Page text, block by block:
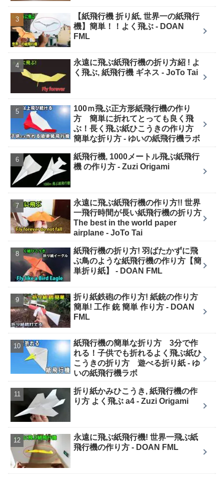
【紙飛行機 折り紙, 世界一の紙飛行
機】簡単！！よく飛ぶ - DOAN
FML
永遠に飛ぶ紙飛行機の折り方紹 ! よ
く飛ぶ, 紙飛行機 ギネス - JoTo Tai
100ｍ飛ぶ正方形紙飛行機の作り
方 簡単に折れてとっても良く飛
ぶ！長く飛ぶ紙ひこうきの作り方
簡単な折り方 - ゆいの紙飛行機ラボ
紙飛行機, 1000メートル飛ぶ紙飛行
機 の作り方 - Zuzi Origami
永遠に飛ぶ紙飛行機の作り方!! 世界
一飛行時間が長い紙飛行機の折り方
The best in the world paper
airplane - JoTo Tai
紙飛行機の折り方! 羽ばたかずに飛
ぶ鳥のような紙飛行機の作り方【簡
単折り紙】 - DOAN FML
折り紙鉄砲の作り方! 紙銃の作り方
簡単! 工作 銃 簡単 作り方 - DOAN
FML
紙飛行機の簡単な折り方 3分で作
れる！子供でも折れるよく飛ぶ紙ひ
こうきの折り方 遊べる折り紙 - ゆ
いの紙飛行機ラボ
折り紙かみひこうき, 紙飛行機の作
り方 よく飛ぶ a4 - Zuzi Origami
永遠に飛ぶ紙飛行機! 世界一飛ぶ紙
飛行機の作り方 - DOAN FML